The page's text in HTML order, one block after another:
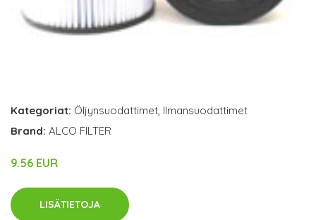
Kategoriat: Öljynsuodattimet, Ilmansuodattimet
Brand: ALCO FILTER
9.56 EUR
LISÄTIETOJA